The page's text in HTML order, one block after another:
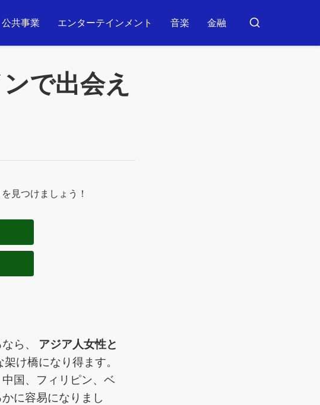
公共事業 エンターテインメント 音楽 金融
ブ
カ
で出会え
見つけましょう！
ら、 アジア人女性と
け橋になり得ます。
国、フィリピン、ベ
に容易になりまし